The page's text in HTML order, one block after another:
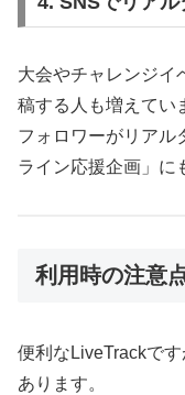
大会やチャレンジイ
稿する人も増えてい
フォロワーがリアル
ライン応援企画」に
利用時の注意
便利なLiveTrackで
あります。